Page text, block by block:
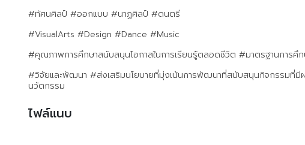
#ทัศนศิลป์ #ออกแบบ #นาฏศิลป์ #ดนตรี
#VisualArts #Design #Dance #Music
#คุณภาพการศึกษาสนับสนุนโอกาสในการเรียนรู้ตลอดชีวิต #มาตรฐานการศึ
#วิจัยและพัฒนา #ส่งเสริมนโยบายที่มุ่งเน้นการพัฒนาที่สนับสนุนกิจกรรมที่
นวัตกรรม
ไฟล์แนบ